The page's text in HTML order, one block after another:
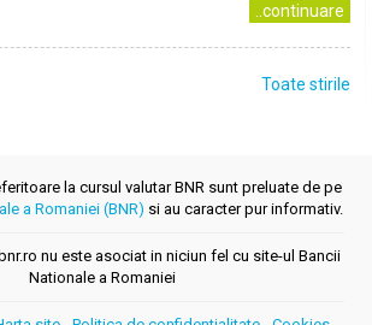
..continuare
Toate stirile
la cursul valutar BNR sunt preluate de pe
a Romaniei (BNR) si au caracter pur informativ.
nu este asociat in niciun fel cu site-ul Bancii
Nationale a Romaniei